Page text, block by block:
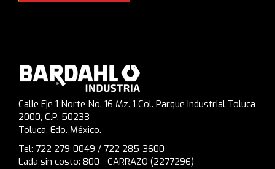
Calle Eje 1 Norte No. 16 Mz. 1 Col. Parque Industrial Toluca
2000, C.P. 50233
Toluca, Edo. México.
Tel: 722 279-0049 / 722 285-3600
Lada sin costo: 800 - CARRAZO (2277296)